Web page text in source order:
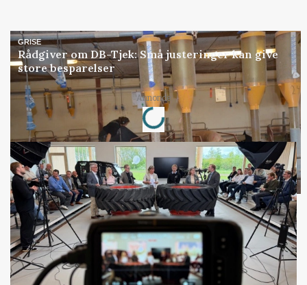
GRISE
Rådgiver om DB-Tjek: Små justeringer kan give
store besparelser
Annonce
Loading...